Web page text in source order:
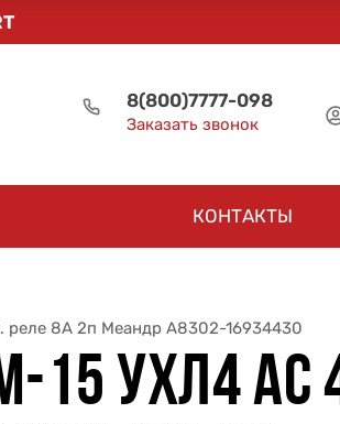
8(800)7777-098
Заказать звонок
КОНТАКТЫ
реле 8А 2п Меандр A8302-16934430
УХЛ4 AC